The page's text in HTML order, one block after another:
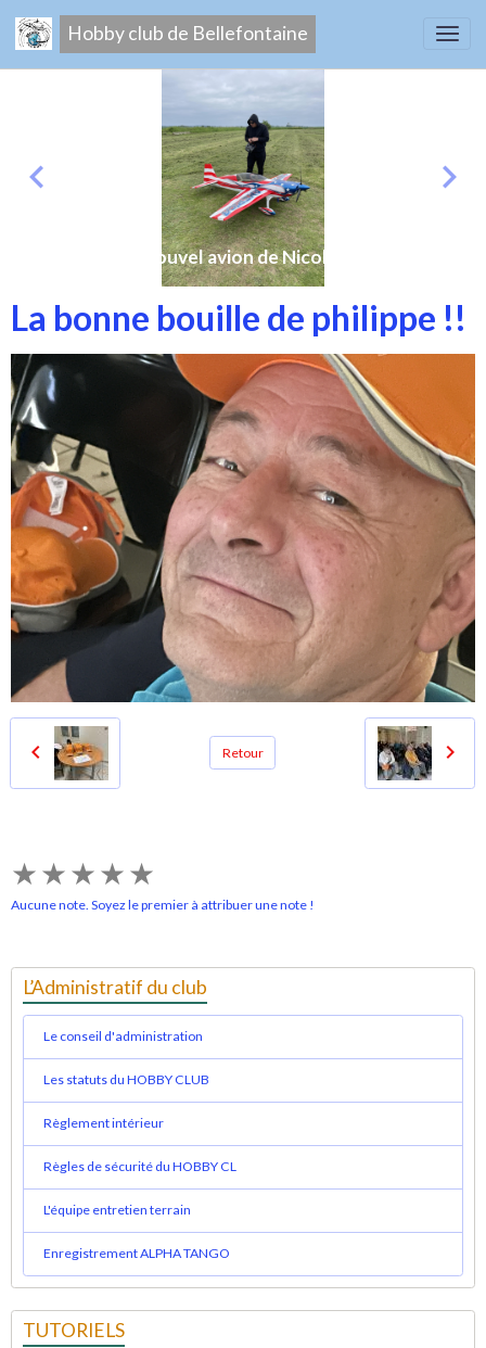
Hobby club de Bellefontaine
Nouvel avion de Nicolas
La bonne bouille de philippe !!
Retour
★★★★★
Aucune note. Soyez le premier à attribuer une note !
L’Administratif du club
Le conseil d'administration
Les statuts du HOBBY CLUB
Règlement intérieur
Règles de sécurité du HOBBY CL
L'équipe entretien terrain
Enregistrement ALPHA TANGO
TUTORIELS